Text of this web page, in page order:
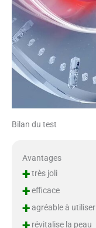
Bilan du test
Avantages
+très joli
+efficace
+agréable à utiliser
révitalise la peau